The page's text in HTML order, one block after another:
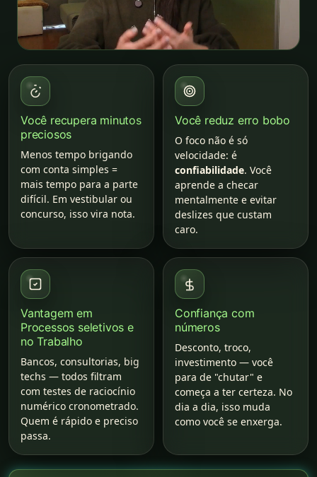
Você recupera minutos
preciosos
Menos tempo brigando
com conta simples =
mais tempo para a parte
difícil. Em vestibular ou
concurso, isso vira nota.
Você reduz erro bobo
O foco não é só
velocidade: é
confiabilidade. Você
aprende a checar
mentalmente e evitar
deslizes que custam
caro.
Vantagem em
Processos seletivos e
no Trabalho
Bancos, consultorias, big
techs — todos filtram
com testes de raciocínio
numérico cronometrado.
Quem é rápido e preciso
passa.
Confiança com
números
Desconto, troco,
investimento — você
para de "chutar" e
começa a ter certeza. No
dia a dia, isso muda
como você se enxerga.